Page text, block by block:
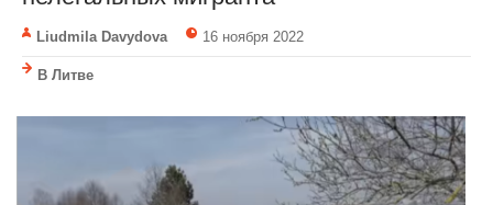
Liudmila Davydova 16 ноября 2022
В Литве